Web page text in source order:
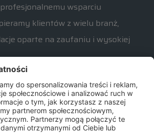
wsparciu
klientów z wielu branż,
oparte na zaufaniu i wysokiej
pytań związanych z naszą ofertą
poniedziałku do piątku w